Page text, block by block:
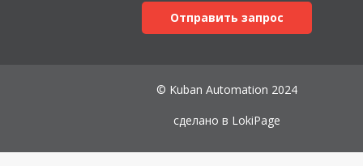
Отправить запрос
© Kuban Automation 2024
сделано в LokiPage